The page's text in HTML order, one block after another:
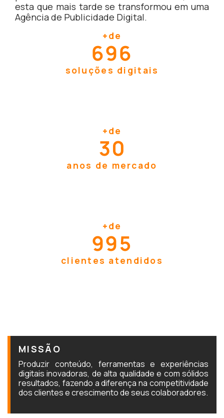
esta que mais tarde se transformou em uma
Agência de Publicidade Digital.
+de
699
soluções digitais
+de
30
anos de mercado
+de
999
clientes atendidos
MISSÃO
Produzir conteúdo, ferramentas e experiências
digitais inovadoras, de alta qualidade e com sólidos
resultados, fazendo a diferença na competitividade
dos clientes e crescimento de seus colaboradores.